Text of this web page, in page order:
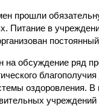
прошли
Питание в
на обсуждение ряд
оздоровления. В